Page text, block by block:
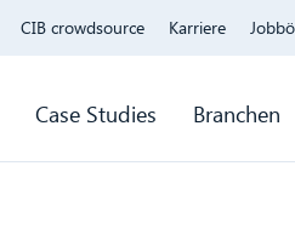
CIB crowdsource Karriere
Case Studies Branchen